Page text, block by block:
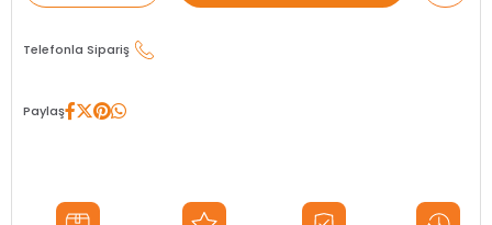
Telefonla Sipariş
Paylaş